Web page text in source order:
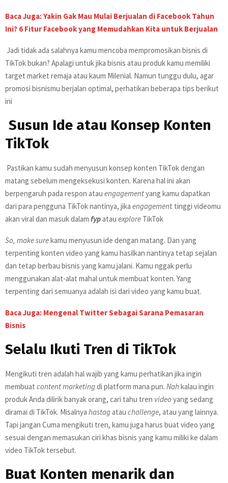
Baca Juga:Yakin Gak Mau Mulai Berjualan di Facebook Tahun
Ini? 6 Fitur Facebook yang Memudahkan Kita untuk Berjualan
Jadi tidak ada salahnya kamu mencoba mempromosikan bisnis di
TikTok bukan? Apalagi untuk jika bisnis atau produk kamu memiliki
target market remaja atau kaum Milenial. Namun tunggu dulu, agar
promosi bisnismu berjalan optimal, perhatikan beberapa tips berikut
ini
Susun Ide atau Konsep Konten
TikTok
Pastikan kamu sudah menyusun konsep konten TikTok dengan
matang sebelum mengeksekusi konten. Karena hal ini akan
berpengaruh pada respon atau engagementyang kamu dapatkan
dari para pengguna TikTok nantinya, jika engagement tinggi videomu
akan viral dan masuk dalam fypatau explore TikTok
So, make surekamu menyusun ide dengan matang. Dan yang
terpenting konten video yang kamu hasilkan nantinya tetap sejalan
dan tetap berbau bisnis yang kamu jalani. Kamu nggak perlu
menggunakan alat-alat mahal untuk membuat konten. Yang
terpenting dari semuanya adalah isi dari video yang kamu buat.
Baca Juga: Mengenal Twitter Sebagai Sarana Pemasaran
Bisnis
Selalu Ikuti Tren di TikTok
Mengikuti tren adalah hal wajib yang kamu perhatikan jika ingin
membuat content marketingdi platform mana pun. Nah kalau ingin
produk Anda dilirik banyak orang, cari tahu tren video yang sedang
diramai di TikTok. Misalnya hastagatau challenge, atau yang lainnya.
Tapi jangan Cuma mengikuti tren, kamu juga harus buat video yang
sesuai dengan memasukan ciri khas bisnis yang kamu miliki ke dalam
video TikTok tersebut.
Buat Konten menarik dan